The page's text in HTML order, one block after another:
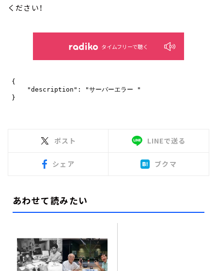
ください！
タイムフリーで聴く
ポスト LINEで送る
シェア ブクマ
あわせて読みたい